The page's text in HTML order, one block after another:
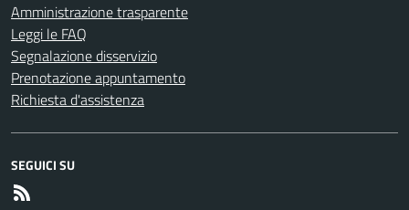
Amministrazione trasparente
Leggi le FAQ
Segnalazione disservizio
Prenotazione appuntamento
Richiesta d'assistenza
SEGUICI SU